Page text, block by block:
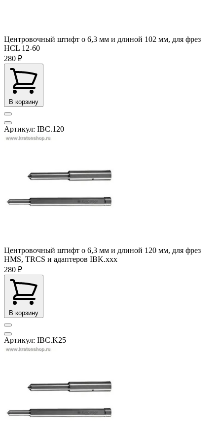
Центровочный штифт o 6,3 мм и длиной 102 мм, для фрез
HCL 12-60
280 ₽
В корзину
Артикул: IBC.120
Центровочный штифт o 6,3 мм и длиной 120 мм, для фрез
HMS, TRCS и адаптеров IBK.ххх
280 ₽
В корзину
Артикул: IBC.K25